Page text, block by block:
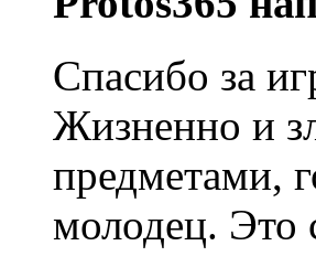
Спасибо за
Жизненно и
предметами,
молодец. Это